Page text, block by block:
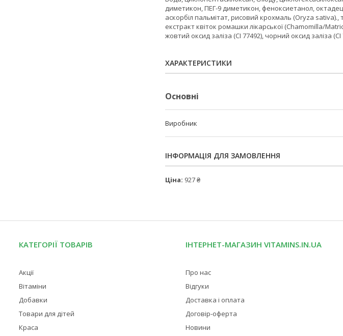
диметикон, ПЕГ-9 диметикон, феноксиетанол,
аскорбіл пальмітат, рисовий крохмаль (Oryza
екстракт квіток ромашки лікарської (Chamomilla/
жовтий оксид заліза (CI 77492), чорний оксид заліза (CI
ХАРАКТЕРИСТИКИ
Основні
Виробник
ІНФОРМАЦІЯ ДЛЯ ЗАМОВЛЕННЯ
Ціна: 927 ₴
КАТЕГОРІЇ ТОВАРІВ
Акції
Вітаміни
Добавки
Товари для дітей
Краса
ІНТЕРНЕТ-МАГАЗИН VITAMINS.IN.UA
Про нас
Відгуки
Доставка і оплата
Договір-оферта
Новини